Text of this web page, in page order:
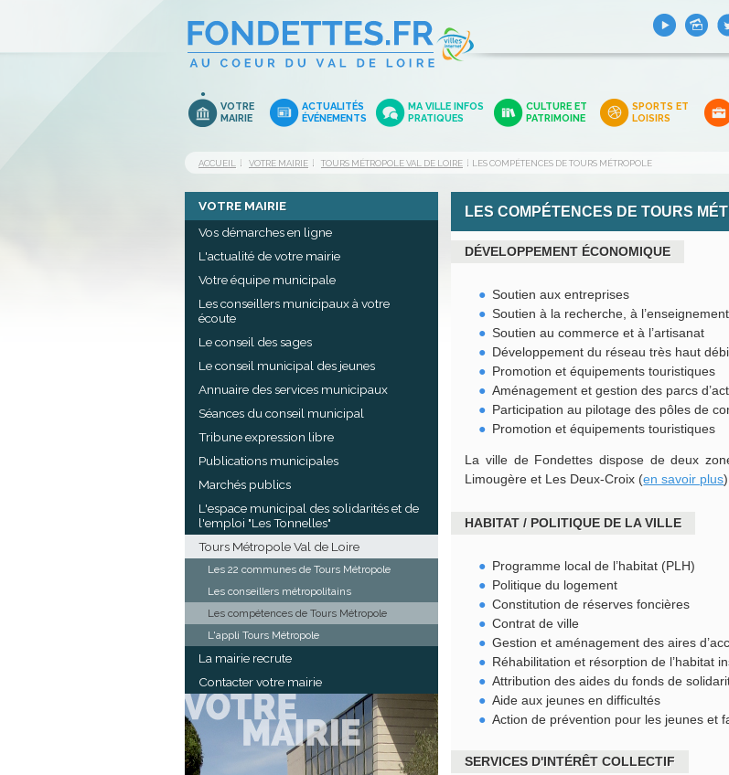
VOTRE
MAIRIE
ACTUALITÉS
ÉVÉNEMENTS
MA VILLE INFOS
PRATIQUES
CULTURE ET
PATRIMOINE
SPORTS ET
LOISIRS
ACCUEIL VOTRE MAIRIE TOURS MÉTROPOLE VAL DE LOIRE LES COMPÉTENCES DE TOURS MÉTROPOLE
VOTRE MAIRIE
Vos démarches en ligne
L'actualité de votre mairie
Votre équipe municipale
Les conseillers municipaux à votre
écoute
Le conseil des sages
Le conseil municipal des jeunes
Annuaire des services municipaux
Séances du conseil municipal
Tribune expression libre
Publications municipales
Marchés publics
L'espace municipal des solidarités et de
l'emploi "Les Tonnelles"
Tours Métropole Val de Loire
Les 22 communes de Tours Métropole
Les conseillers métropolitains
Les compétences de Tours Métropole
L'appli Tours Métropole
La mairie recrute
Contacter votre mairie
LES COMPÉTENCES DE TOURS
DÉVELOPPEMENT ÉCONOMIQUE
Soutien aux entreprises
Soutien à la recherche, à
Soutien au commerce et à l’artisanat
Développement du réseau très haut
Promotion et équipements touristiques
Aménagement et gestion des parcs
Participation au pilotage des pôles de
Promotion et équipements touristiques
La ville de Fondettes dispose de deux
Limougère et Les Deux-Croix (en savoir plus
HABITAT / POLITIQUE DE LA VILLE
Programme local de l’habitat (PLH)
Politique du logement
Constitution de réserves foncières
Contrat de ville
Gestion et aménagement des aires
Réhabilitation et résorption de l’habitat
Attribution des aides du fonds de
Aide aux jeunes en difficultés
Action de prévention pour les jeunes et
SERVICES D'INTÉRÊT COLLECTIF